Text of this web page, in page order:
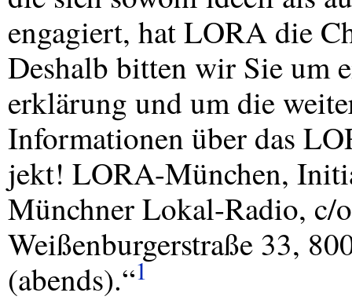
engagiert, hatLORA die
Deshalb bitten wir Sie um
erklärung und um die
Informationen über das
jekt! LORA-München,
Münchner Lokal-Radio, c/
Weißenburgerstraße 33,
(abends).“1